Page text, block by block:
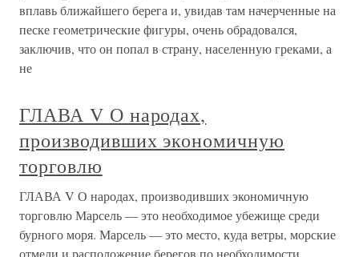
вплавь ближайшего берега и, увидав там начерченные на
песке геометрические фигуры, очень обрадовался,
заключив, что он попал в страну, населенную греками, а
не
ГЛАВА V О народах,
производивших экономичную
торговлю
ГЛАВА V О народах, производивших экономичную
торговлю Марсель — это необходимое убежище среди
бурного моря. Марсель — это место, куда ветры, морские
отмели и расположение берегов по необходимости